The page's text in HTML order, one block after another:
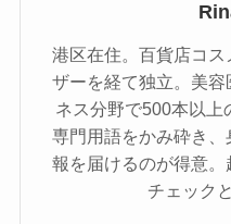
港区在住。百貨店コ
ザーを経て独立。美
ネス分野で500本以上
専門用語をかみ砕き
報を届けるのが得意
チェック